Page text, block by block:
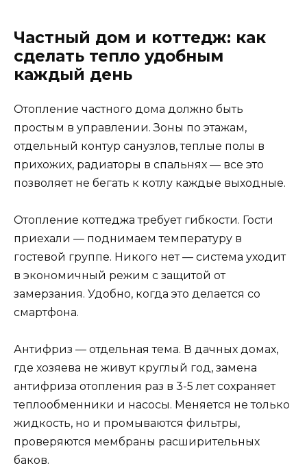
Частный дом и коттедж: как
сделать тепло удобным
каждый день
Отопление частного дома должно быть
простым в управлении. Зоны по этажам,
отдельный контур санузлов, теплые полы в
прихожих, радиаторы в спальнях — все это
позволяет не бегать к котлу каждые выходные.
Отопление коттеджа требует гибкости. Гости
приехали — поднимаем температуру в
гостевой группе. Никого нет — система уходит
в экономичный режим с защитой от
замерзания. Удобно, когда это делается со
смартфона.
Антифриз — отдельная тема. В дачных домах,
где хозяева не живут круглый год, замена
антифриза отопления раз в 3-5 лет сохраняет
теплообменники и насосы. Меняется не только
жидкость, но и промываются фильтры,
проверяются мембраны расширительных
баков.